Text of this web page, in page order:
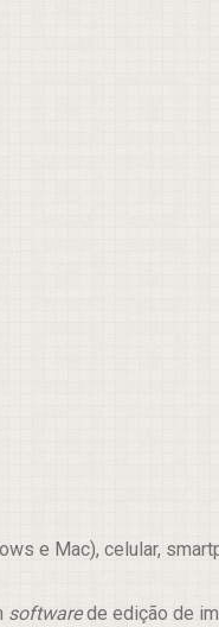
e Mac), celular,
softwarede edição de